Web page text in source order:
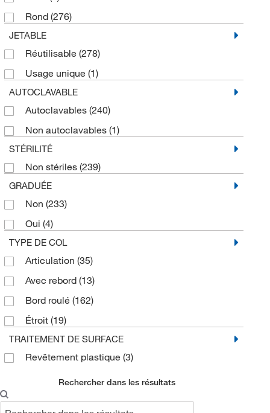
5 L(33)
5 mL
50 mL(53)
500 mL(77)
Rond (276)
JETABLE
Réutilisable (278)
Usage unique (1)
AUTOCLAVABLE
Autoclavables (240)
Non autoclavables (1)
STÉRILITÉ
Non stériles (239)
GRADUÉE
Non (233)
Oui (4)
TYPE DE COL
Articulation (35)
Avec rebord (13)
Bord roulé (162)
Étroit (19)
TRAITEMENT DE SURFACE
Revêtement plastique (3)
Rechercher dans les résultats